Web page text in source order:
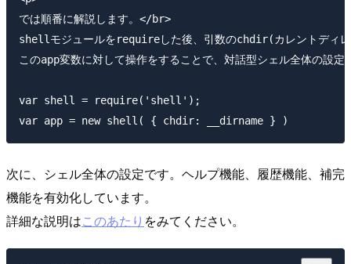
では順番に解説します。</br>
shellモジュールをrequireした後、引数のchdir(カレントディ
このapp変数に対して操作をすることで、対話型シェル全体の設
var shell = require('shell');
次に、シェル全体の設定です。ヘルプ機能、履歴機能、補完
機能を有効化しています。
詳細な説明はこのあたり をみてください。